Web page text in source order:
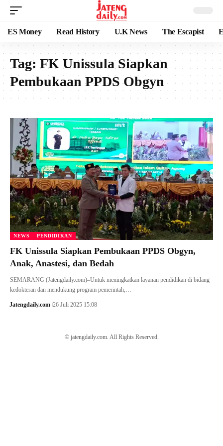
ES Money Read History U.K News The Escapist
Tag: FK Unissula Siapkan
Pembukaan PPDS Obgyn
NEWS PENDIDIKAN
FK Unissula Siapkan Pembukaan PPDS Obgyn,
Anak, Anastesi, dan Bedah
SEMARANG (Jatengdaily.com)–Untuk meningkatkan layanan pendidikan di bidang
kedokteran dan mendukung program pemerintah,…
Jatengdaily.com 26 Juli 2025 15:08
© jatengdaily.com. All Rights Reserved.